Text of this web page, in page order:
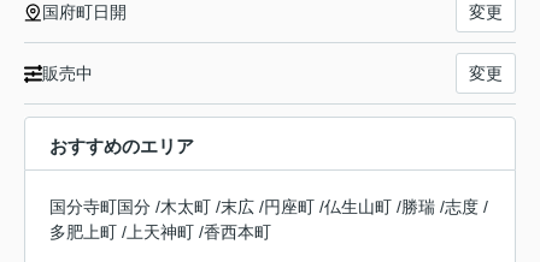
国府町日開 変更
販売中 変更
おすすめのエリア
国分寺町国分 /木太町 /末広 /円座町 /仏生山町 /勝瑞 /志度 /
多肥上町 / 上天神町 /香西本町